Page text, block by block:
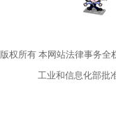
版权所有本网站法律事务全
工业和信息化部批